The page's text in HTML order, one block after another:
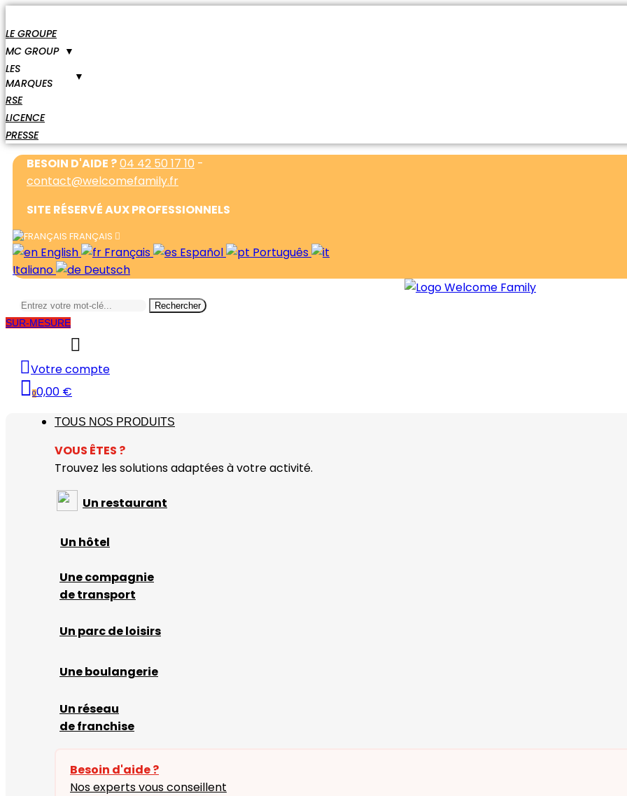
LE GROUPE
MC GROUP ▼
LES
MARQUES
▼
RSE
LICENCE
PRESSE
BESOIN D'AIDE ?04 42 50 17 10 -
contact@welcomefamily.fr
SITE RÉSERVÉ AUX PROFESSIONNELS
FRANÇAIS
English Français Español
Português
Italiano
Deutsch
Rechercher
SUR-MESURE
Votre compte
00,00 €
TOUS NOS PRODUITS
VOUS ÊTES ?
Trouvez les solutions adaptées à votre activité.
Un restaurant
Un hôtel
Une compagnie
de transport
Un parc de loisirs
Une boulangerie
Un réseau
de franchise
Besoin d'aide ?
Nos experts vous conseillent